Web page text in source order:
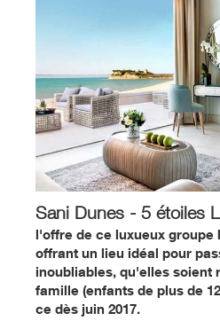
Sani Dunes - 5 étoiles
l'offre de ce luxueux groupe
offrant un lieu idéal pour
inoubliables, qu'elles soient
famille (enfants de plus de
ce dès juin 2017.